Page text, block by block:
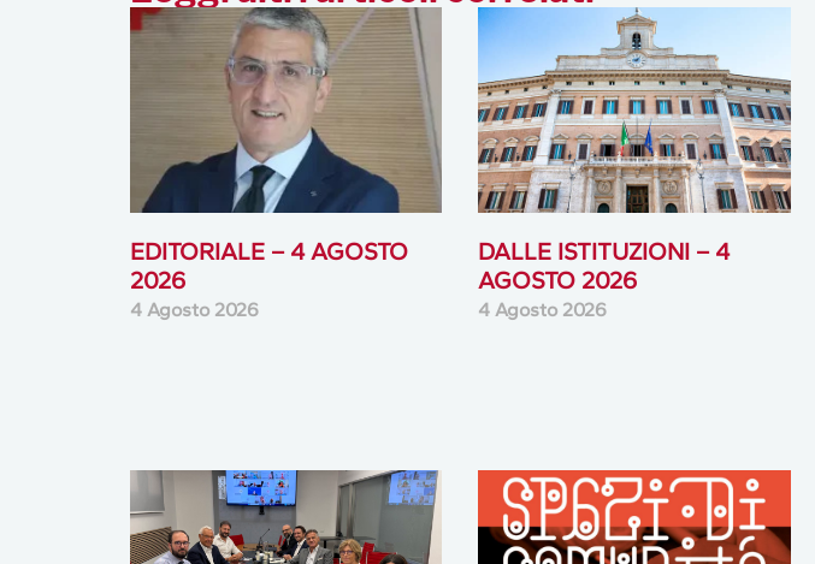
EDITORIALE – 4 AGOSTO
2026
4 Agosto 2026
DALLE ISTITUZIONI – 4
AGOSTO 2026
4 Agosto 2026